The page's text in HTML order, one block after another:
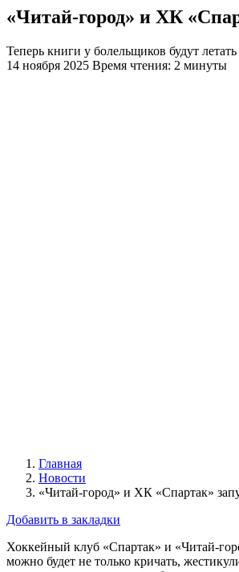
«Читай-город» и ХК
Теперь книги у болельщиков будут
14 ноября 2025 Время чтения: 2 минуты
Главная
Новости
«Читай-город» и ХК «Спартак»
Добавить в закладки
Хоккейный клуб «Спартак» и «Читай-
можно будет не только кричать,